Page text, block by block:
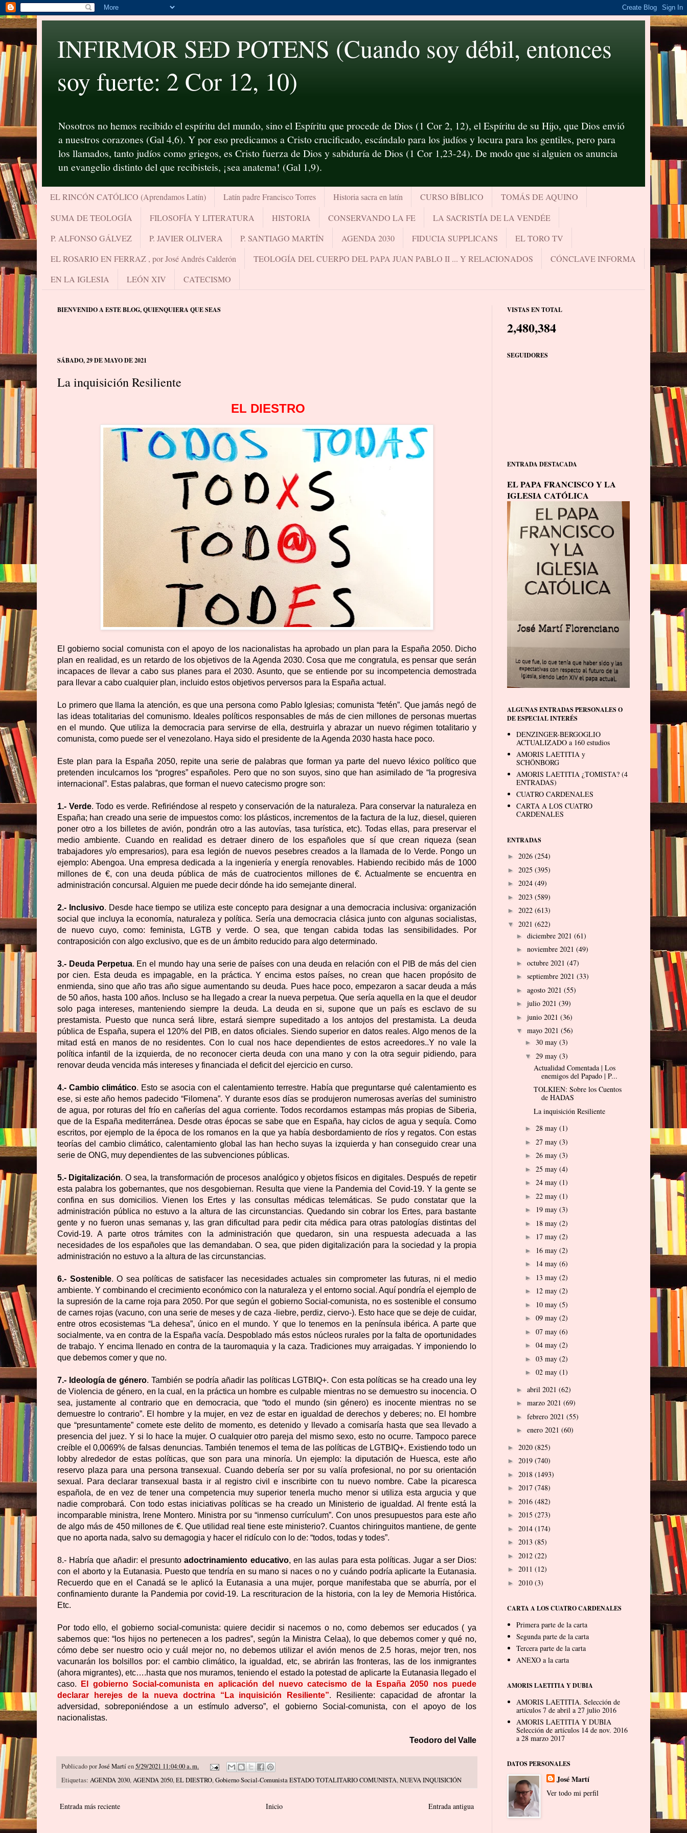
INFIRMOR SED POTENS (Cuando soy débil, entonces
soy fuerte: 2 Cor 12, 10)
Nosotros no hemos recibido el espíritu del mundo, sino el Espíritu que procede de Dios (1 Cor 2, 12), el Espíritu de su Hijo, que Dios envió
a nuestros corazones (Gal 4,6). Y por eso predicamos a Cristo crucificado, escándalo para los judíos y locura para los gentiles, pero para
los llamados, tanto judíos como griegos, es Cristo fuerza de Dios y sabiduría de Dios (1 Cor 1,23-24). De modo que si alguien os anuncia
un evangelio distinto del que recibisteis, ¡sea anatema! (Gal 1,9).
EL RINCÓN CATÓLICO (Aprendamos Latín) Latín padre Francisco Torres Historia sacra en latín CURSO BÍBLICO
TOMÁS DE AQUINO
SUMA DE TEOLOGÍA
FILOSOFÍA Y LITERATURA HISTORIA CONSERVANDO LA FE
LA SACRISTÍA DE LA VENDÉE
P. ALFONSO GÁLVEZ
P. JAVIER OLIVERA P. SANTIAGO MARTÍN AGENDA 2030 FIDUCIA SUPPLICANS
EL TORO TV
EL ROSARIO EN FERRAZ , por José Andrés Calderón
TEOLOGÍA DEL CUERPO DEL PAPA JUAN PABLO II ... Y RELACIONADOS
CÓNCLAVE INFORMA
EN LA IGLESIA
LEÓN XIV CATECISMO
BIENVENIDO A ESTE BLOG, QUIENQUIERA QUE SEAS
SÁBADO, 29 DE MAYO DE 2021
La inquisición Resiliente
EL DIESTRO
El gobierno social comunista con el apoyo de los nacionalistas ha aprobado un plan para la España 2050. Dicho
plan en realidad, es un retardo de los objetivos de la Agenda 2030. Cosa que me congratula, es pensar que serán
incapaces de llevar a cabo sus planes para el 2030. Asunto, que se entiende por su incompetencia demostrada
para llevar a cabo cualquier plan, incluido estos objetivos perversos para la España actual.
Lo primero que llama la atención, es que una persona como Pablo Iglesias; comunista “fetén”. Que jamás negó de
las ideas totalitarias del comunismo. Ideales políticos responsables de más de cien millones de personas muertas
en el mundo. Que utiliza la democracia para servirse de ella, destruirla y abrazar un nuevo régimen totalitario y
comunista, como puede ser el venezolano. Haya sido el presidente de la Agenda 2030 hasta hace poco.
Este plan para la España 2050, repite una serie de palabras que forman ya parte del nuevo léxico político que
pretenden inculcarnos los “progres” españoles. Pero que no son suyos, sino que han asimilado de “la progresiva
internacional”. Estas palabras, que forman el nuevo catecismo progre son:
1.- Verde. Todo es verde. Refiriéndose al respeto y conservación de la naturaleza. Para conservar la naturaleza en
España; han creado una serie de impuestos como: los plásticos, incrementos de la factura de la luz, diesel, quieren
poner otro a los billetes de avión, pondrán otro a las autovías, tasa turística, etc). Todas ellas, para preservar el
medio ambiente. Cuando en realidad es detraer dinero de los españoles que sí que crean riqueza (sean
trabajadores y/o empresarios), para esa legión de nuevos pesebres creados a la llamada de lo Verde. Pongo un
ejemplo: Abengoa. Una empresa dedicada a la ingeniería y energía renovables. Habiendo recibido más de 1000
millones de €, con una deuda pública de más de cuatrocientos millones de €. Actualmente se encuentra en
administración concursal. Alguien me puede decir dónde ha ido semejante dineral.
2.- Inclusivo. Desde hace tiempo se utiliza este concepto para designar a una democracia inclusiva: organización
social que incluya la economía, naturaleza y política. Sería una democracia clásica junto con algunas socialistas,
de nuevo cuyo, como: feminista, LGTB y verde. O sea, que tengan cabida todas las sensibilidades. Por
contraposición con algo exclusivo, que es de un ámbito reducido para algo determinado.
3.- Deuda Perpetua. En el mundo hay una serie de países con una deuda en relación con el PIB de más del cien
por cien. Esta deuda es impagable, en la práctica. Y encima estos países, no crean que hacen propósito de
enmienda, sino que año tras año sigue aumentando su deuda. Pues hace poco, empezaron a sacar deuda a más
de 50 años, hasta 100 años. Incluso se ha llegado a crear la nueva perpetua. Que sería aquella en la que el deudor
solo paga intereses, manteniendo siempre la deuda. La deuda en si, supone que un país es esclavo de su
prestamista. Puesto que nunca será libre, estará siempre supeditado a los antojos del prestamista. La deuda
pública de España, supera el 120% del PIB, en datos oficiales. Siendo superior en datos reales. Algo menos de la
mitad está en manos de no residentes. Con lo cual nos hace dependientes de estos acreedores..Y no vale la
política infantil de la izquierda, de no reconocer cierta deuda con una mano y con la otra seguir pidiendo, para
renovar deuda vencida más intereses y financiada el deficit del ejercicio en curso.
4.- Cambio climático. Esto se asocia con el calentamiento terrestre. Había que preguntarse qué calentamiento es
ese, si este año hemos padecido “Filomena”. Y durante esos días se produjeron numerosas averías del suministro
de agua, por roturas del frío en cañerías del agua corriente. Todos recordamos estampas más propias de Siberia,
que de la España mediterránea. Desde otras épocas se sabe que en España, hay ciclos de agua y sequía. Como
escritos, por ejemplo de la época de los romanos en la que ya había desbordamiento de ríos y regatos. Con estas
teorías del cambio climático, calentamiento global las han hecho suyas la izquierda y han conseguido crear una
serie de ONG, muy dependientes de las subvenciones públicas.
5.- Digitalización. O sea, la transformación de procesos analógico y objetos físicos en digitales. Después de repetir
esta palabra los gobernantes, que nos desgobiernan. Resulta que viene la Pandemia del Covid-19. Y la gente se
confina en sus domicilios. Vienen los Ertes y las consultas médicas telemáticas. Se pudo constatar que la
administración pública no estuvo a la altura de las circunstancias. Quedando sin cobrar los Ertes, para bastante
gente y no fueron unas semanas y, las gran dificultad para pedir cita médica para otras patologías distintas del
Covid-19. A parte otros trámites con la administración que quedaron, sin una respuesta adecuada a las
necesidades de los españoles que las demandaban. O sea, que piden digitalización para la sociedad y la propia
administración no estuvo a la altura de las circunstancias.
6.- Sostenible. O sea políticas de satisfacer las necesidades actuales sin comprometer las futuras, ni el medio
ambiente. Y combinando el crecimiento económico con la naturaleza y el entorno social. Aquí pondría el ejemplo de
la supresión de la carne roja para 2050. Por que según el gobierno Social-comunista, no es sostenible el consumo
de carnes rojas (vacuno, con una serie de meses y de caza -liebre, perdiz, ciervo-). Esto hace que se deje de cuidar,
entre otros ecosistemas “La dehesa”, único en el mundo. Y que lo tenemos en la península ibérica. A parte que
socialmente, va en contra de la España vacía. Despoblado más estos núcleos rurales por la falta de oportunidades
de trabajo. Y encima llenado en contra de la tauromaquia y la caza. Tradiciones muy arraigadas. Y imponiendo lo
que debemos comer y que no.
7.- Ideología de género. También se podría añadir las políticas LGTBIQ+. Con esta políticas se ha creado una ley
de Violencia de género, en la cual, en la práctica un hombre es culpable mientras no se demuestro su inocencia. O
sea, justamente al contrario que en democracia, que “todo el mundo (sin género) es inocente mientras no se
demuestre lo contrario”. El hombre y la mujer, en vez de estar en igualdad de derechos y deberes; no. El hombre
que “presuntamente” comete este delito de momento, es detenido y llevado a comisaría hasta que sea llevado a
presencia del juez. Y si lo hace la mujer. O cualquier otro pareja del mismo sexo, esto no ocurre. Tampoco parece
creíble el 0,0069% de falsas denuncias. También tenemos el tema de las políticas de LGTBIQ+. Existiendo todo un
lobby alrededor de estas políticas, que son para una minoría. Un ejemplo: la diputación de Huesca, este año
reservo plaza para una persona transexual. Cuando debería ser por su valía profesional, no por su orientación
sexual. Para declarar transexual basta ir al registro civil e inscribirte con tu nuevo nombre. Cabe la picaresca
española, de en vez de tener una competencia muy superior tenerla mucho menor si utiliza esta argucia y que
nadie comprobará. Con todo estas iniciativas políticas se ha creado un Ministerio de igualdad. Al frente está la
incomparable ministra, Irene Montero. Ministra por su “inmenso currículum”. Con unos presupuestos para este año
de algo más de 450 millones de €. Que utilidad real tiene este ministerio?. Cuantos chiringuitos mantiene, de gente
que no aporta nada, salvo su demagogia y hacer el ridículo con lo de: “todos, todas y todes”.
8.- Habría que añadir: el presuntoadoctrinamiento educativo, en las aulas para esta políticas. Jugar a ser Dios:
con el aborto y la Eutanasia. Puesto que tendría en su mano si naces o no y cuándo podría aplicarte la Eutanasia.
Recuerdo que en el Canadá se le aplicó la Eutanasia a una mujer, porque manifestaba que se aburría, por el
confinamiento durante la Pandemia por covid-19. La rescrituracion de la historia, con la ley de Memoria Histórica.
Etc.
Por todo ello, el gobierno social-comunista: quiere decidir si nacemos o no, como debemos ser educados ( ya
sabemos que: “los hijos no pertenecen a los padres”, según la Ministra Celaa), lo que debemos comer y qué no,
cómo debe ser nuestro ocio y cuál mejor no, no debemos utilizar el avión menos de 2.5 horas, mejor tren, nos
vacunarán los bolsillos por: el cambio climático, la igualdad, etc, se abrirán las fronteras, las de los inmigrantes
(ahora migrantes), etc….hasta que nos muramos, teniendo el estado la potestad de aplicarte la Eutanasia llegado el
caso.
El gobierno Social-comunista en aplicación del nuevo catecismo de la España 2050 nos puede
declarar herejes de la nueva doctrina “La inquisición Resiliente”. Resiliente: capacidad de afrontar la
adversidad, sobreponiéndose a un estímulo adverso”, el gobierno Social-comunista, con el apoyo de los
nacionalistas.
Teodoro del Valle
Publicado porJosé Martíen5/29/2021 11:04:00 a. m.
Etiquetas: AGENDA 2030,AGENDA 2050,EL DIESTRO,Gobierno Social-Comunista ESTADO TOTALITARIO COMUNISTA,NUEVA INQUISICIÓN
Entrada más reciente Entrada antigua
Inicio
VISTAS EN TOTAL
2,480,384
SEGUIDORES
ENTRADA DESTACADA
EL PAPA FRANCISCO Y LA
IGLESIA CATÓLICA
ALGUNAS ENTRADAS PERSONALES O
DE ESPECIAL INTERÉS
DENZINGER-BERGOGLIO
ACTUALIZADO a 160 estudios
AMORIS LAETITIA y
SCHÖNBORG
AMORIS LAETITIA ¿TOMISTA? (4
ENTRADAS)
CUATRO CARDENALES
CARTA A LOS CUATRO
CARDENALES
ENTRADAS
► 2026 (254)
► 2025 (395)
► 2024 (49)
► 2023 (589)
► 2022 (613)
▼ 2021 (622)
► diciembre 2021 (61)
► noviembre 2021 (49)
► octubre 2021 (47)
► septiembre 2021 (33)
► agosto 2021 (55)
► julio 2021 (39)
► junio 2021 (36)
▼ mayo 2021 (56)
► 30 may (3)
▼ 29 may (3)
Actualidad Comentada | Los
enemigos del Papado | P...
TOLKIEN: Sobre los Cuentos
de HADAS
La inquisición Resiliente
► 28 may (1)
► 27 may (3)
► 26 may (3)
► 25 may (4)
► 24 may (1)
► 22 may (1)
► 19 may (3)
► 18 may (2)
► 17 may (2)
► 16 may (2)
► 14 may (6)
► 13 may (2)
► 12 may (2)
► 10 may (5)
► 09 may (2)
► 07 may (6)
► 04 may (2)
► 03 may (2)
► 02 may (1)
► abril 2021 (62)
► marzo 2021 (69)
► febrero 2021 (55)
► enero 2021 (60)
► 2020 (825)
► 2019 (740)
► 2018 (1493)
► 2017 (748)
► 2016 (482)
► 2015 (273)
► 2014 (174)
► 2013 (85)
► 2012 (22)
► 2011 (12)
► 2010 (3)
CARTA A LOS CUATRO CARDENALES
Primera parte de la carta
Segunda parte de la carta
Tercera parte de la carta
ANEXO a la carta
AMORIS LAETITIA Y DUBIA
AMORIS LAETITIA. Selección de
artículos 7 de abril a 27 julio 2016
AMORIS LAETITIA Y DUBIA
Selección de artículos 14 de nov. 2016
a 28 marzo 2017
DATOS PERSONALES
José Martí
Ver todo mi perfil